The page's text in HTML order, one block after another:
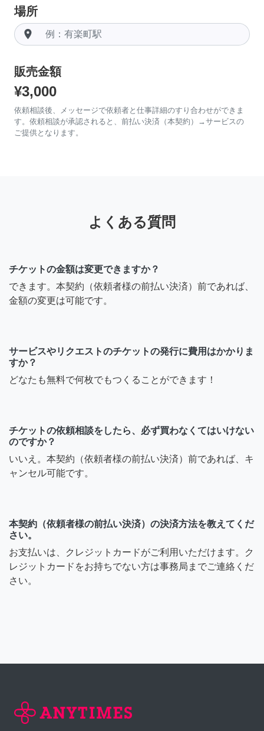
場所
room
販売金額
¥3,000
依頼相談後、メッセージで依頼者と仕事詳細のすり合わせができま
す。依頼相談が承認されると、前払い決済（本契約）→サービスの
ご提供となります。
よくある質問
チケットの金額は変更できますか？
できます。本契約（依頼者様の前払い決済）前であれば、
金額の変更は可能です。
サービスやリクエストのチケットの発行に費用はかかりま
すか？
どなたも無料で何枚でもつくることができます！
チケットの依頼相談をしたら、必ず買わなくてはいけない
のですか？
いいえ。本契約（依頼者様の前払い決済）前であれば、キ
ャンセル可能です。
本契約（依頼者様の前払い決済）の決済方法を教えてくだ
さい。
お支払いは、クレジットカードがご利用いただけます。ク
レジットカードをお持ちでない方は事務局までご連絡くだ
さい。